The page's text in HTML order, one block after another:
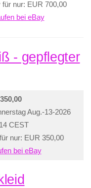
für nur: EUR 700,00
bei eBay
- gepflegter
Aug.-13-2026
CEST
nur: EUR 350,00
bei eBay